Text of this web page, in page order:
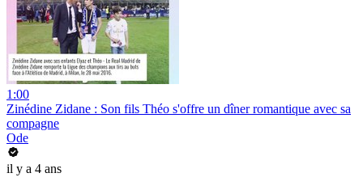
1:00
Zinédine Zidane : Son fils Théo s'offre un dîner romantique avec sa
compagne
Ode
il y a 4 ans